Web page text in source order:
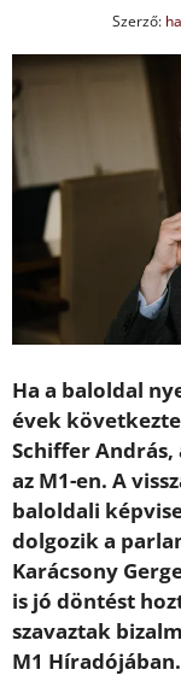
Szerző:
Ha a baloldal
évek
Schiffer
az M1-en. A
baloldali
dolgozik a
Karácsony
is jó döntést
szavaztak
M1 Híradójában.